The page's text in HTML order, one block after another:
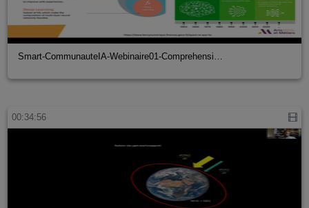
Smart-CommunauteIA-Webinaire01-Comprehensi…
00:34:56